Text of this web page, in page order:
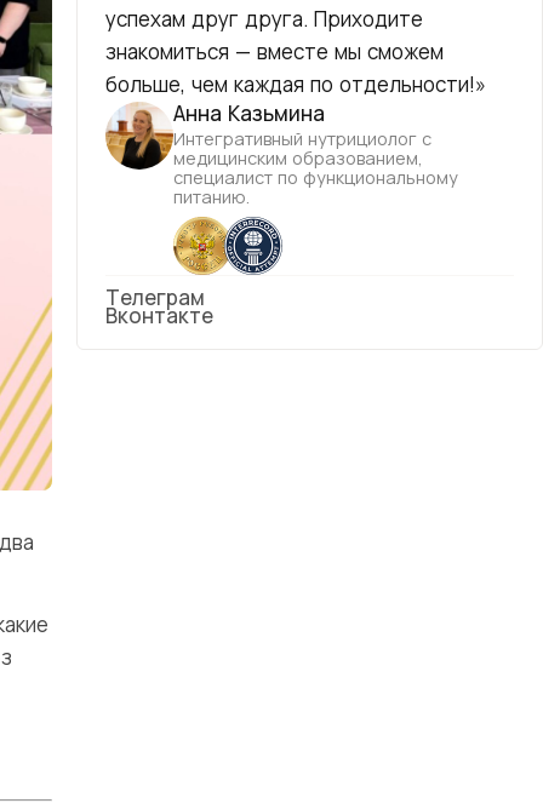
Анна Казьмина
Интегративный нутрициолог с
медицинским образованием,
специалист по функциональному
питанию.
Телеграм
Вконтакте
успехам друг друга. Приходите
знакомиться — вместе мы сможем
больше, чем каждая по отдельности!»